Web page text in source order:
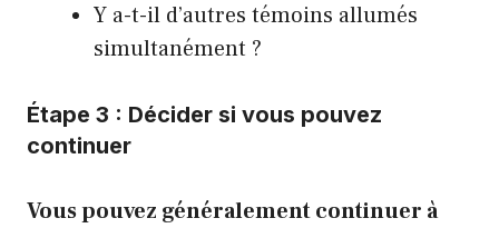
Y a-t-il d’autres témoins allumés
simultanément ?
Étape 3 : Décider si vous pouvez
continuer
Vous pouvez généralement continuer à